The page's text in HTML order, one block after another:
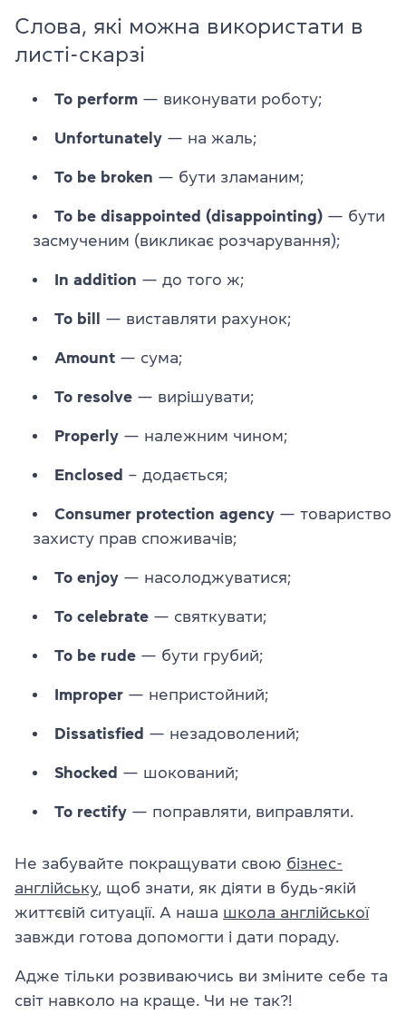
Слова, які можна використати в
листі-скарзі
To perform — виконувати роботу;
Unfortunately — на жаль;
To be broken — бути зламаним;
To be disappointed (disappointing) — бути
засмученим (викликає розчарування);
In addition — до того ж;
To bill — виставляти рахунок;
Amount — сума;
To resolve — вирішувати;
Properly — належним чином;
Enclosed – додається;
Consumer protection agency — товариство
захисту прав споживачів;
To enjoy — насолоджуватися;
To celebrate — святкувати;
To be rude — бути грубий;
Improper — непристойний;
Dissatisfied — незадоволений;
Shocked — шокований;
To rectify — поправляти, виправляти.
Не забувайте покращувати свою бізнес-
англійську, щоб знати, як діяти в будь-якій
життєвій ситуації. А наша школа англійської
завжди готова допомогти і дати пораду.
Адже тільки розвиваючись ви зміните себе та
світ навколо на краще. Чи не так?!